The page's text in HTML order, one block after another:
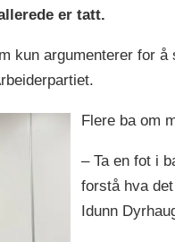
er tatt.
kun argumenterer for å
Flere ba om
– Ta en fot i
forstå hva
Idunn